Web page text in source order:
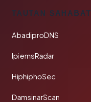
TAUTAN SAHABAT
AbadiproDNS
IpiemsRadar
HiphiphoSec
DamsinarScan